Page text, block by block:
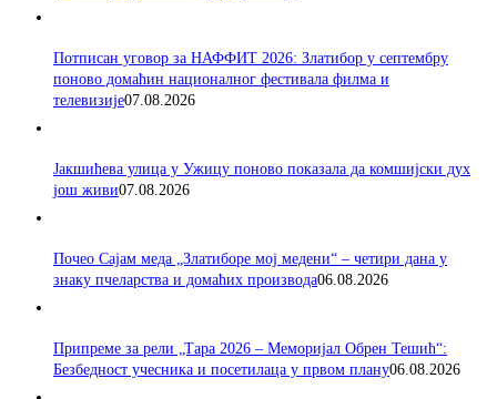
Потписан уговор за НАФФИТ 2026: Златибор у септембру
поново домаћин националног фестивала филма и
телевизије07.08.2026
Јакшићева улица у Ужицу поново показала да комшијски дух
још живи07.08.2026
Почео Сајам меда „Златиборе мој медени“ – четири дана у
знаку пчеларства и домаћих производа06.08.2026
Припреме за рели „Тара 2026 – Меморијал Обрен Тешић“:
Безбедност учесника и посетилаца у првом плану06.08.2026